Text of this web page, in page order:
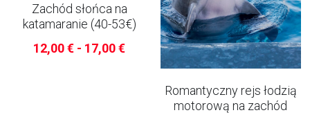
Wyszukiwanie
welovelanzarote.office@gmail.com
Zachód słońca na
katamaranie (40-53€)
12,00 € - 17,00 €
Romantyczny rejs łodzią
motorową na zachód